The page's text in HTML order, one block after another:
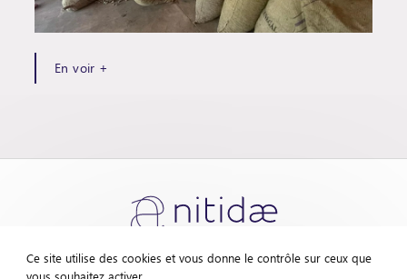
En voir +
Ce site utilise des cookies et vous donne le contrôle sur ceux que
vous souhaitez activer